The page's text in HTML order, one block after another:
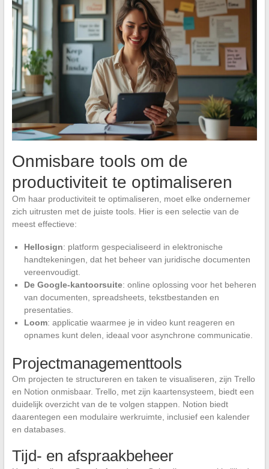
Onmisbare tools om de
productiviteit te optimaliseren
Om haar productiviteit te optimaliseren, moet elke ondernemer
zich uitrusten met de juiste tools. Hier is een selectie van de
meest effectieve:
Hellosign: platform gespecialiseerd in elektronische
handtekeningen, dat het beheer van juridische documenten
vereenvoudigt.
De Google-kantoorsuite: online oplossing voor het beheren
van documenten, spreadsheets, tekstbestanden en
presentaties.
Loom: applicatie waarmee je in video kunt reageren en
opnames kunt delen, ideaal voor asynchrone communicatie.
Projectmanagementtools
Om projecten te structureren en taken te visualiseren, zijn Trello
en Notion onmisbaar. Trello, met zijn kaartensysteem, biedt een
duidelijk overzicht van de te volgen stappen. Notion biedt
daarentegen een modulaire werkruimte, inclusief een kalender
en databases.
Tijd- en afspraakbeheer